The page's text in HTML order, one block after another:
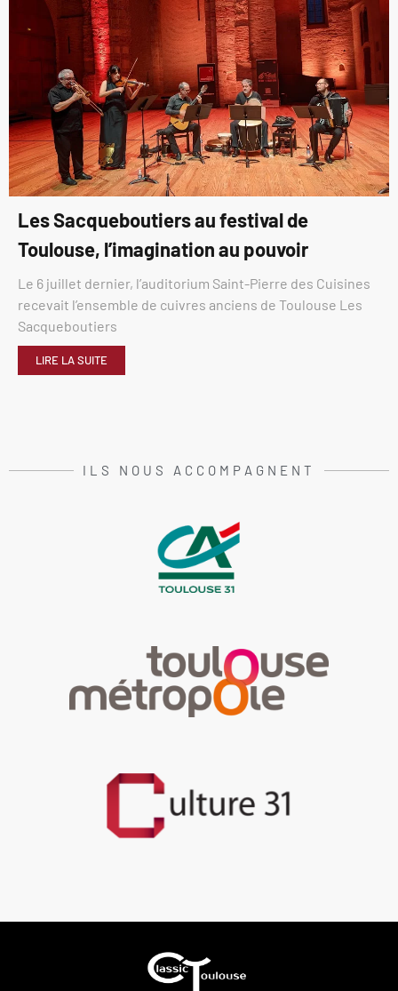
Les Sacqueboutiers au festival de
Toulouse, l’imagination au pouvoir
Le 6 juillet dernier, l’auditorium Saint-Pierre des Cuisines
recevait l’ensemble de cuivres anciens de Toulouse Les
Sacqueboutiers
LIRE LA SUITE
ILS NOUS ACCOMPAGNENT